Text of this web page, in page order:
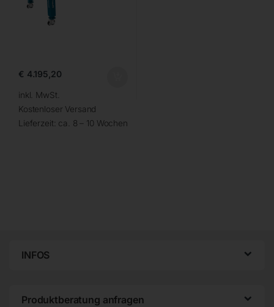
€ 4.195,20
inkl. MwSt.
Kostenloser Versand
Lieferzeit: ca. 8 – 10 Wochen
INFOS
Produktberatung anfragen